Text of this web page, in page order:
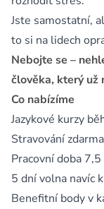
Jste samostatní,
to si na lidech
Nebojte se –
člověka, který už
Co nabízíme
Jazykové kurzy
Stravování
Pracovní doba
5 dní volna navíc
Benefitní body v